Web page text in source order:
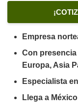
Empresa
Con
Europa, Asia
Especialista
Llega a